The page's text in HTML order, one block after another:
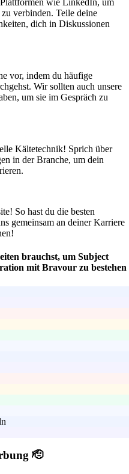
wie LinkedIn, um
verbinden. Teile deine
dich in Diskussionen
vor, indem du häufige
Wir sollten auch unsere
um sie im Gespräch zu
Kältetechnik! Sprich über
in der Branche, um dein
So hast du die besten
gemeinsam an deiner Karriere
brauchst, um Subject
mit Bravour zu bestehen
🫡